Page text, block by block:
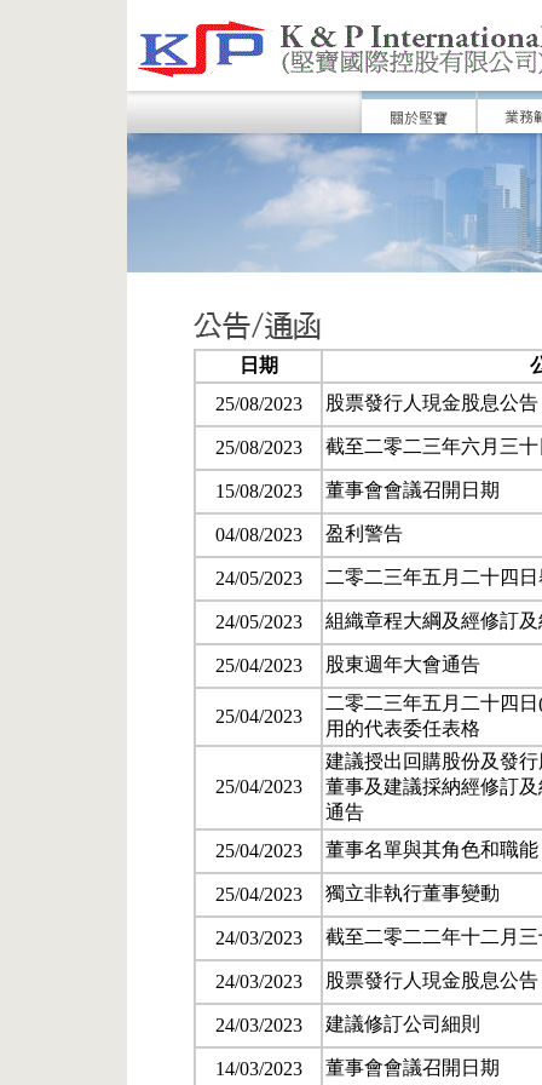
日期
25/08/2023
股票發行人現金股息公
25/08/2023 截至二零二三年六月三
15/08/2023 董事會會議召開日期
04/08/2023 盈利警告
24/05/2023 二零二三年五月二十四
24/05/2023 組織章程大綱及經修訂
25/04/2023 股東週年大會通告
25/04/2023
二零二三年五月二十四
用的代表委任表格
25/04/2023
建議授出回購股份及發
董事及建議採納經修訂
通告
25/04/2023
董事名單與其角色和職能
25/04/2023 獨立非執行董事變動
24/03/2023 截至二零二二年十二月
24/03/2023 股票發行人現金股息公告
24/03/2023 建議修訂公司細則
14/03/2023 董事會會議召開日期